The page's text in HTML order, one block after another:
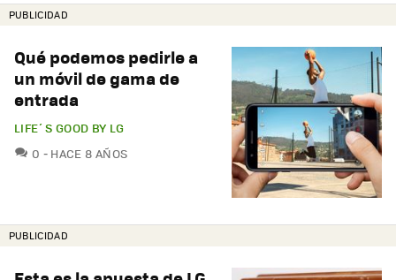
PUBLICIDAD
Qué podemos pedirle a
un móvil de gama de
entrada
LIFE´S GOOD BY LG
0 COMENTARIOS
HACE 8 AÑOS
PUBLICIDAD